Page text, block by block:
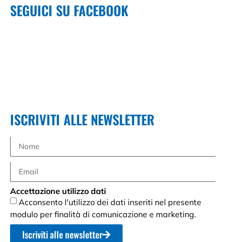
SEGUICI SU FACEBOOK
ISCRIVITI ALLE NEWSLETTER
Accettazione utilizzo dati
Acconsento l'utilizzo dei dati inseriti nel presente
modulo per finalità di comunicazione e marketing.
Iscriviti alle newsletter